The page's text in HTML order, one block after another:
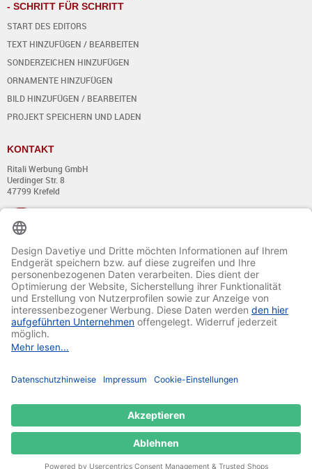
- SCHRITT FÜR SCHRITT
START DES EDITORS
TEXT HINZUFÜGEN / BEARBEITEN
SONDERZEICHEN HINZUFÜGEN
ORNAMENTE HINZUFÜGEN
BILD HINZUFÜGEN / BEARBEITEN
PROJEKT SPEICHERN UND LADEN
KONTAKT
Ritali Werbung GmbH
Uerdinger Str. 8
47799 Krefeld
+49 (0) 21 51 - 7 633 633
Montag bis Donnerstag:
von 8:00 - 13:00
und von 14:00 - 17:00 Uhr
Freitag:
von 8:00 - 13:00
und von 14:00 - 15:30 Uhr
E-Mail: info@davetiye.de
© 2020-2025 Ritali Werbung GmbH. All Rights Reserved.